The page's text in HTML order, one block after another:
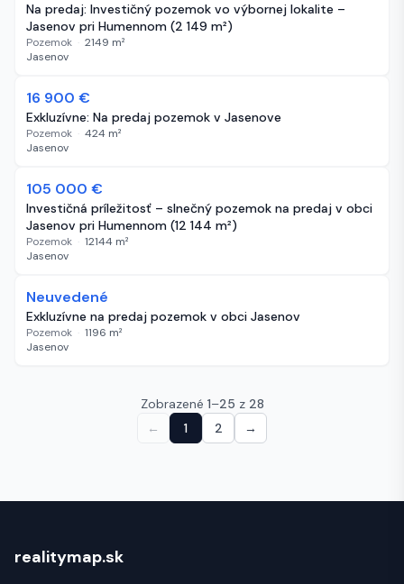
Na predaj: Investičný pozemok vo výbornej lokalite –
Jasenov pri Humennom (2 149 m²)
Pozemok · 2149 m²
Jasenov
1054 dní
16 900 €
Exkluzívne: Na predaj pozemok v Jasenove
Pozemok · 424 m²
Jasenov
1173 dní
105 000 €
Investičná príležitosť – slnečný pozemok na predaj v obci
Jasenov pri Humennom (12 144 m²)
Pozemok · 12144 m²
Jasenov
1173 dní
Neuvedené
Exkluzívne na predaj pozemok v obci Jasenov
Pozemok · 1196 m²
Jasenov
Zobrazené 1–25 z 28
←
1 2 →
realitymap.sk